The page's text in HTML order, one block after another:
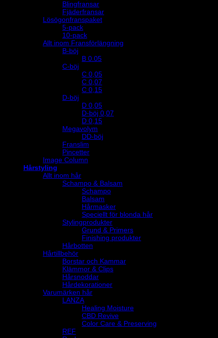
Blingfransar
Fjäderfransar
Lösögonfranspaket
5-pack
10-pack
Allt inom Fransförlängning
B-böj
B 0.05
C-böj
C 0,05
C 0,07
C 0,15
D-böj
D 0,05
D-böj 0,07
D 0,15
Megavolym
DD-böj
Franslim
Pincetter
Image Column
Hårstyling
Allt inom hår
Schampo & Balsam
Schampo
Balsam
Hårmasker
Speciellt för blonda hår
Stylingprodukter
Grund & Primers
Finishing produkter
Hårbotten
Hårtillbehör
Borstar och Kammar
Klämmor & Clips
Hårsnoddar
Hårdekorationer
Varumärken hår
LANZA
Healing Moisture
CBD Revive
Color Care & Preserving
REF